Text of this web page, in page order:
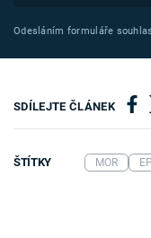
Odesláním formuláře
SDÍLEJTE ČLÁNEK
ŠTÍTKY MOR